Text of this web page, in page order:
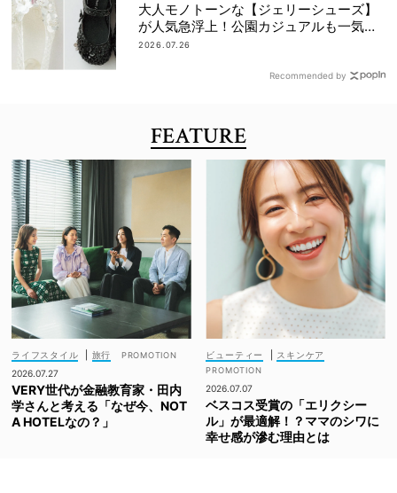
大人モノトーンな【ジェリーシューズ】
が人気急浮上！公園カジュアルも一気に
華やぐ
2026.07.26
Recommended by
FEATURE
ライフスタイル
旅行
2026.07.27
VERY世代が金融教育家・田内
学さんと考える「なぜ今、NOT
A HOTELなの？」
ビューティー スキンケア
2026.07.07
ベスコス受賞の「エリクシー
ル」が最適解！？ママのシワに
幸せ感が滲む理由とは